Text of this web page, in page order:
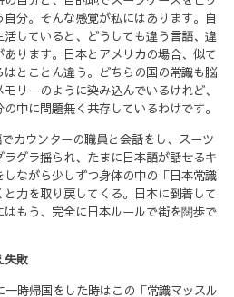
分。そんな感覚が私にはあります。自
していると、どうしても違う言語、違
ります。日本とアメリカの場合、似て
とことん違う。どちらの国の常識も脳
リーのように染み込んでいるけれど、
中に問題無く共存しているわけです。
カウンターの職員と会話をし、スーツ
グラ揺られ、たまに日本語が話せるキ
ながら少しずつ身体の中の「日本常識
力を取り戻してくる。日本に到着して
もう、完全に日本ルールで街を闊歩で
失敗
時帰国をした時はこの「常識マッスル